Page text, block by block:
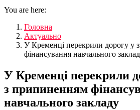
You are here:
Головна
Актуально
У Кременці перекрили дорогу у
фінансування навчального
У Кременці перекрили
з припиненням
навчального закладу